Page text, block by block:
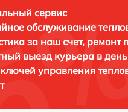
сервис
обслуживание
за наш счет, ремонт
выезд курьера в
управления